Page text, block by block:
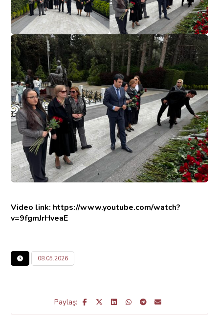
Video link: https://www.youtube.com/watch?
v=9fgmJrHveaE
08.05.2026